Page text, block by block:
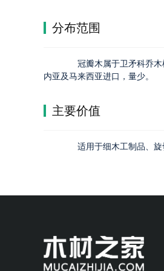
分布范围
冠瓣木属于卫矛科乔木
内亚及马来西亚进口，量少。
主要价值
适用于细木工制品、旋